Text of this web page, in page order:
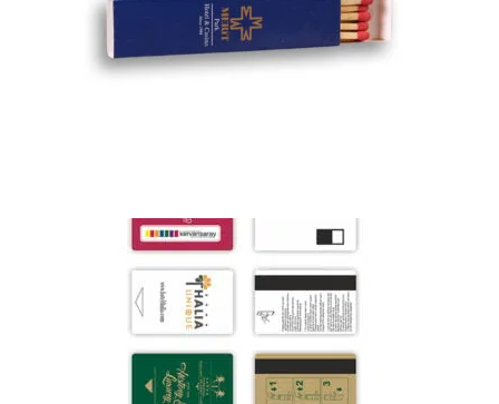
KUTULARI
KAPI KARTLARI
ÜRÜNLERİMİZ
KARTLAR,KAPI
KARTLARI